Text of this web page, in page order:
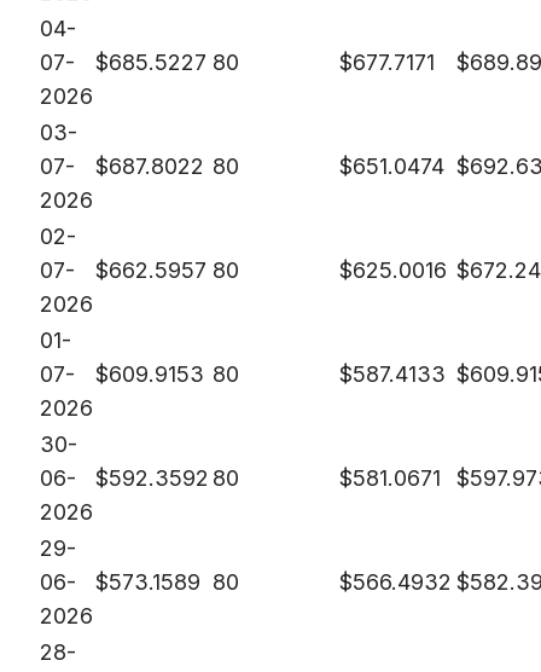
04-
07-
2026
$685.5227 80 $677.7171 $
03-
07-
2026
$687.8022 80 $651.0474 $
02-
07-
2026
$662.5957 80 $625.0016 $
01-
07-
2026
$609.9153 80 $587.4133 $
30-
06-
2026
$592.3592 80 $581.0671 $
29-
06-
2026
$573.1589 80 $566.4932 $
28-